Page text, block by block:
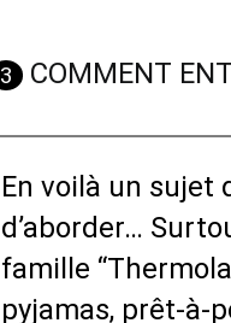
3 COMMENT
En voilà un sujet
d’aborder…
famille
pyjamas, prêt-à-